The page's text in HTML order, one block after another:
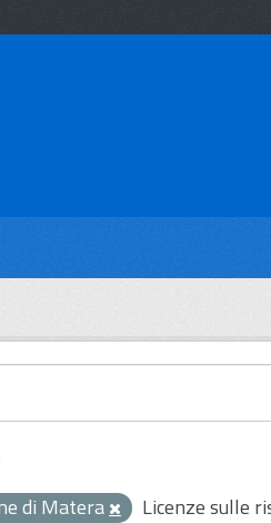
di Matera
Licenze sulle